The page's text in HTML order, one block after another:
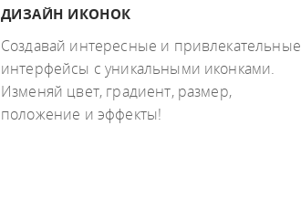
ДИЗАЙН ИКОНОК
Создавай интересные и привлекательные
интерфейсы с уникальными иконками.
Изменяй цвет, градиент, размер,
положение и эффекты!